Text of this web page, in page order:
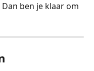
ben je klaar om